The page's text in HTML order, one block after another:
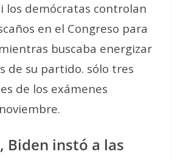
los demócratas controlan
en el Congreso para
buscaba energizar
de su partido. sólo tres
de los exámenes
Biden instó a las